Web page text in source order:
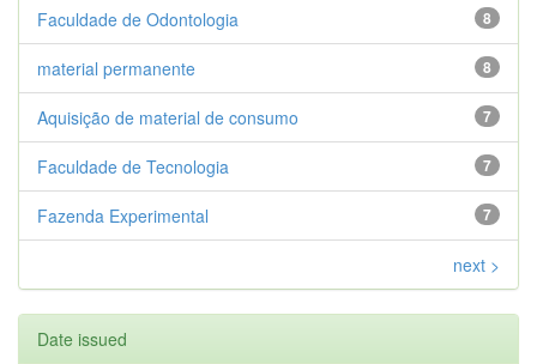
8
Faculdade de Odontologia
8
material permanente
7
Aquisição de material de consumo
7
Faculdade de Tecnologia
7
Fazenda Experimental
next >
Date issued